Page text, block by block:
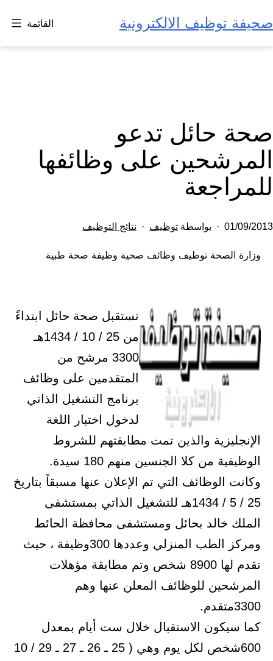
إلى
المحتوى
صحيفة توظيف الالكترونية القائمة
صحة حائل تدعو
المرشحين على وظائفها
للمراجعة
تم
في
01/09/2013 بواسطة توظيف
مصنف
نتائج التوظيف
وزارة الصحة توظيف وظائف صحية وظيفة صحة طبية
تستقبل صحة حائل ابتداءً
من 25 / 10 / 1434هـ
3300 مرشح من
المتقدمين على وظائف
برنامج التشغيل الذاتي
لدخول اختبار اللغة
الإنجليزية والذين تمت مطابقتهم للشروط
الوظيفية من كلا الجنسين منهم 180 سيدة.
وكانت الوظائف التي تم الإعلان عنها مسبقاً بتاريخ
25 / 5 / 1434هـ للتشغيل الذاتي بمستشفى
الملك خالد بحائل ومستشفى محافظة الحائط
ومركز الطب المنزلي وعددها 300وظيفة ، حيث
تقدم لها 8900 شخص وتم مطابقة مؤهلات
المرشحين للوظائف المعلن عنها وهم
3300متقدم.
كما سيكون الاستقبال خلال ست أيام بمعدل
600شخص لكل يوم وهي ( 25 ـ 26 ـ 27 ـ 29 / 10